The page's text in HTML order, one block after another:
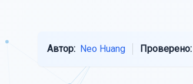
Автор: Neo Huang Проверено: